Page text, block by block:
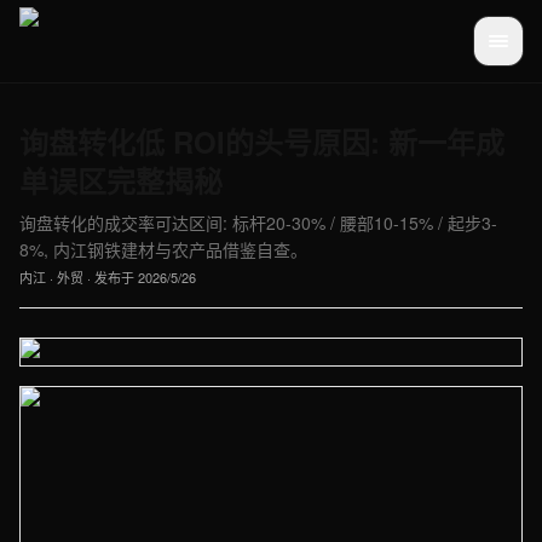
询盘转化的成交率可达区间: 标杆20-30% / 腰部10-15% / 起步3-
8%, 内江钢铁建材与农产品借鉴自查。
内江 · 外贸 · 发布于2026/5/26